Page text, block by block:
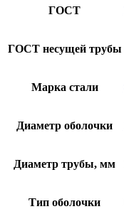
ГОСТ
ГОСТ несущей трубы
Марка стали
Диаметр оболочки
Диаметр трубы, мм
Тип оболочки